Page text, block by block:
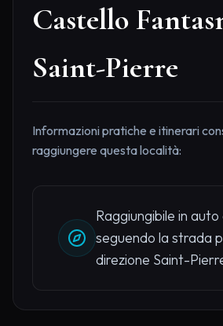
Castello
Saint-Pierre
Informazioni pratiche e itinerari
raggiungere questa località:
Raggiungibile in
seguendo la strada
direzione Saint-